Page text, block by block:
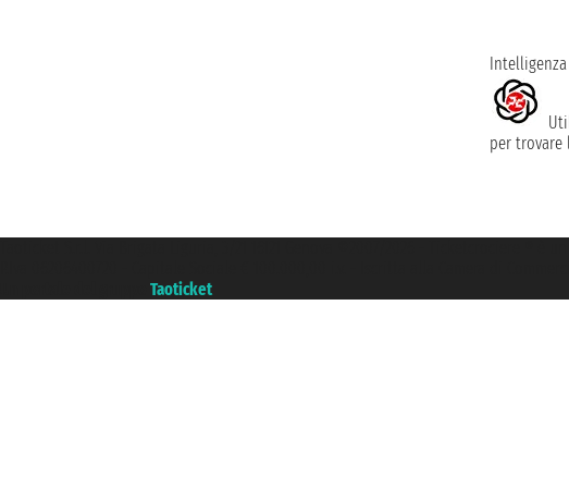
per trovare
Taoticket